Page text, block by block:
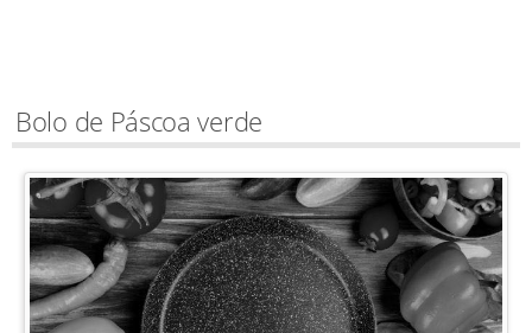
Bolo de Páscoa verde